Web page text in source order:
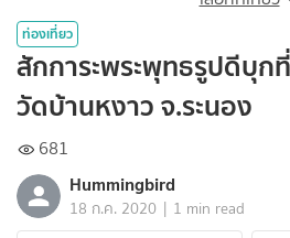
ท่องเที่ยว
สักการะพระพุทธรูปดีบุก
วัดบ้านหงาว จ.ระนอง
681
Hummingbird
18 ก.ค. 2020 | 1 min read